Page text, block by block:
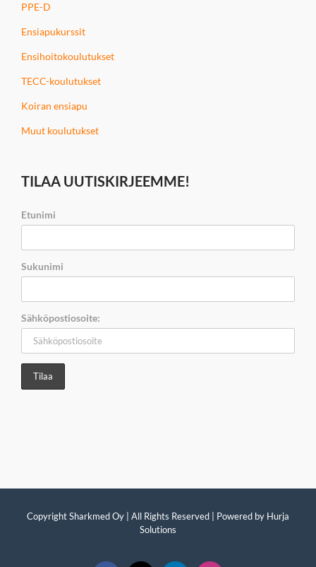
PPE-D
Ensiapukurssit
Ensihoitokoulutukset
TECC-koulutukset
Koiran ensiapu
Muut koulutukset
TILAA UUTISKIRJEEMME!
Etunimi
Sukunimi
Sähköpostiosoite:
Copyright Sharkmed Oy | All Rights Reserved | Powered by Hurja
Solutions